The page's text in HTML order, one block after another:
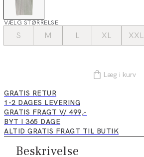
VÆLG STØRRELSE
S M L XL XXL
Læg i kurv
GRATIS RETUR
1-2 DAGES LEVERING
GRATIS FRAGT V/ 499,-
BYT I 365 DAGE
ALTID GRATIS FRAGT TIL BUTIK
Beskrivelse